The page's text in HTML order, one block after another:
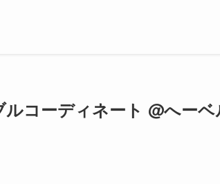
コーディネート @へーベ